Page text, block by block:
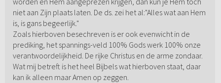
niet aan Zijn plaats laten. De ds. zei het al:"Alles wat aan Hem
is, is gans begeerlijk."
Zoals hierboven besechreven is er ook evenwicht in de
prediking, het spannings-veld 100% Gods werk 100% onze
verantwoordelijkheid. De rijke Christus en de arme zondaar.
Wat mij betreft is het heel Bijbels wat hierboven staat, daar
kan ik alleen maar Amen op zeggen.